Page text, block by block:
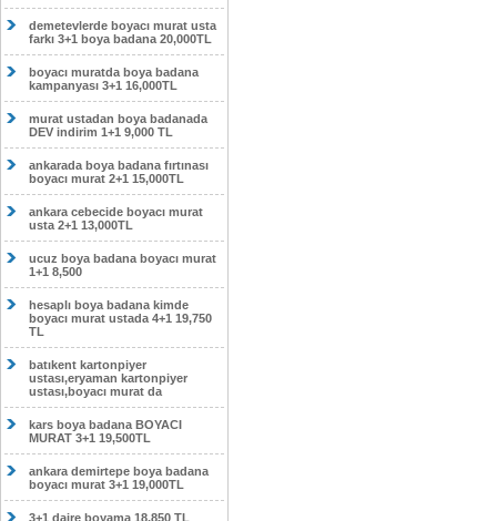
demetevlerde boyacı murat usta
farkı 3+1 boya badana 20,000TL
boyacı muratda boya badana
kampanyası 3+1 16,000TL
murat ustadan boya badanada
DEV indirim 1+1 9,000 TL
ankarada boya badana fırtınası
boyacı murat 2+1 15,000TL
ankara cebecide boyacı murat
usta 2+1 13,000TL
ucuz boya badana boyacı murat
1+1 8,500
hesaplı boya badana kimde
boyacı murat ustada 4+1 19,750
TL
batıkent kartonpiyer
ustası,eryaman kartonpiyer
ustası,boyacı murat da
kars boya badana BOYACI
MURAT 3+1 19,500TL
ankara demirtepe boya badana
boyacı murat 3+1 19,000TL
3+1 daire boyama 18,850 TL